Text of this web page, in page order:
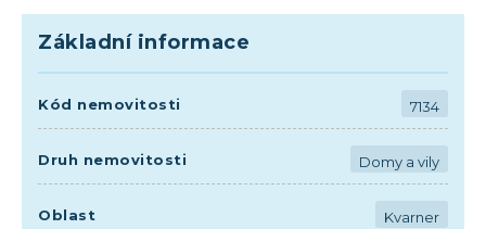
Základní informace
Kód nemovitosti 7134
Druh nemovitosti Domy a vily
Oblast Kvarner